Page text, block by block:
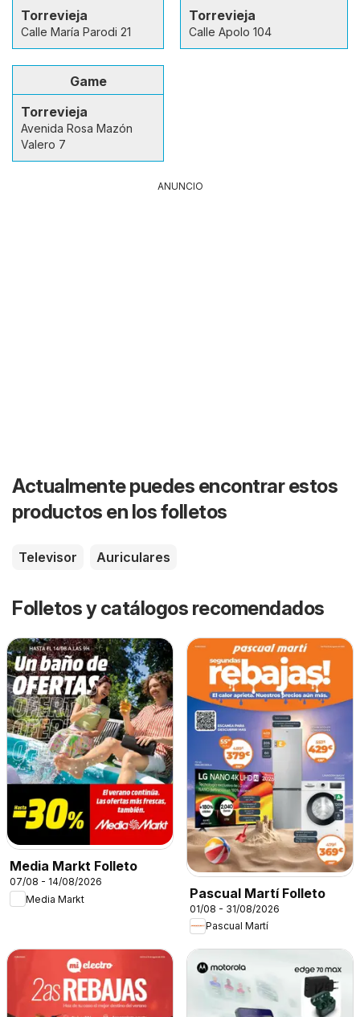
Torrevieja
Calle María Parodi 21
Torrevieja
Calle Apolo 104
Game
Torrevieja
Avenida Rosa Mazón
Valero 7
ANUNCIO
Actualmente puedes encontrar estos
productos en los folletos
Televisor Auriculares
Folletos y catálogos recomendados
Media Markt Folleto
07/08 - 14/08/2026
Media Markt
Pascual Martí Folleto
01/08 - 31/08/2026
Pascual Martí